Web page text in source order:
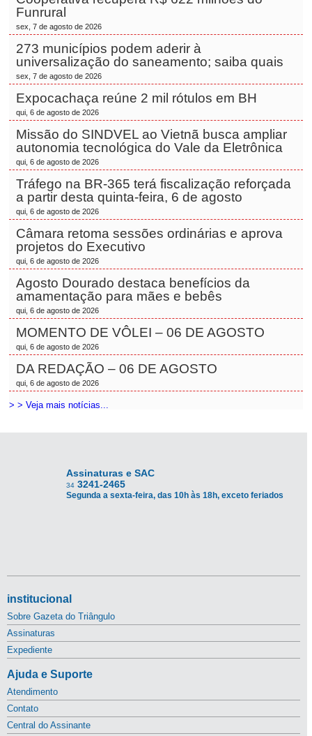
Funrural
sex, 7 de agosto de 2026
273 municípios podem aderir à
universalização do saneamento; saiba quais
sex, 7 de agosto de 2026
Expocachaça reúne 2 mil rótulos em BH
qui, 6 de agosto de 2026
Missão do SINDVEL ao Vietnã busca ampliar
autonomia tecnológica do Vale da Eletrônica
qui, 6 de agosto de 2026
Tráfego na BR-365 terá fiscalização reforçada
a partir desta quinta-feira, 6 de agosto
qui, 6 de agosto de 2026
Câmara retoma sessões ordinárias e aprova
projetos do Executivo
qui, 6 de agosto de 2026
Agosto Dourado destaca benefícios da
amamentação para mães e bebês
qui, 6 de agosto de 2026
MOMENTO DE VÔLEI – 06 DE AGOSTO
qui, 6 de agosto de 2026
DA REDAÇÃO – 06 DE AGOSTO
qui, 6 de agosto de 2026
> > Veja mais notícias...
Assinaturas e SAC
34 3241-2465
Segunda a sexta-feira, das 10h às 18h, exceto feriados
institucional
Sobre Gazeta do Triângulo
Assinaturas
Expediente
Ajuda e Suporte
Atendimento
Contato
Central do Assinante